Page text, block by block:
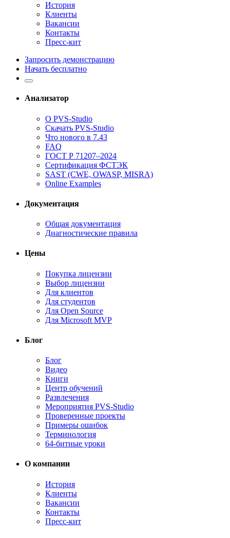
История
Клиенты
Вакансии
Контакты
Пресс-кит
Запросить демонстрацию
Начать бесплатно
Анализатор
О PVS-Studio
Скачать PVS-Studio
Что нового в 7.43
FAQ
ГОСТ Р 71207–2024
Сертификация ФСТЭК
SAST (CWE, OWASP, MISRA)
Online Examples
Документация
Общая документация
Диагностические правила
Цены
Покупка лицензии
Выбор лицензии
Для клиентов
Для студентов
Для Open Source
Для Microsoft MVP
Блог
Блог
Видео
Книги
Центр обучений
Развлечения
Мероприятия PVS-Studio
Проверенные проекты
Примеры ошибок
Терминология
64-битные уроки
О компании
История
Клиенты
Вакансии
Контакты
Пресс-кит